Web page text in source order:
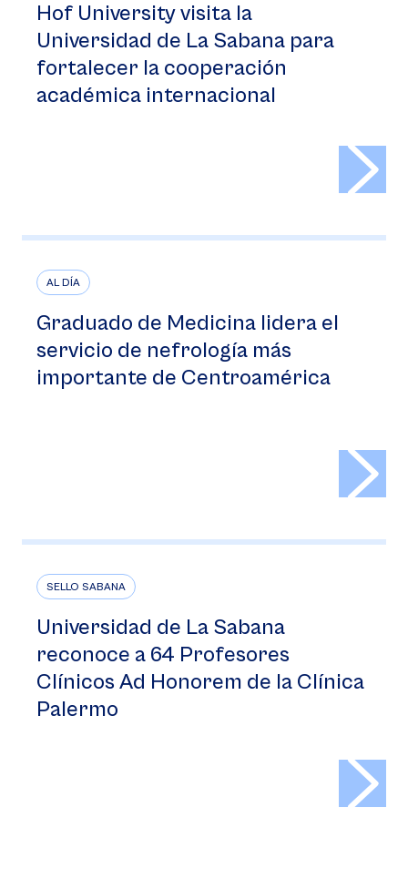
Hof University visita la
Universidad de La Sabana para
fortalecer la cooperación
académica internacional
AL DÍA
Graduado de Medicina lidera el
servicio de nefrología más
importante de Centroamérica
SELLO SABANA
Universidad de La Sabana
reconoce a 64 Profesores
Clínicos Ad Honorem de la Clínica
Palermo